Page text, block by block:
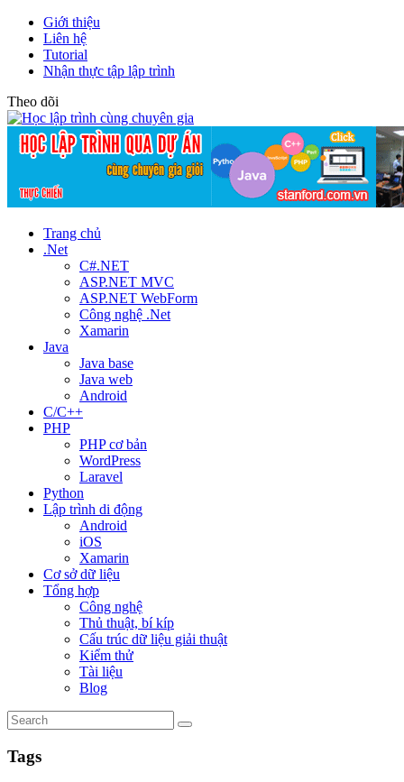
Giới thiệu
Liên hệ
Tutorial
Nhận thực tập lập trình
Theo dõi
Trang chủ
.Net
C#.NET
ASP.NET MVC
ASP.NET WebForm
Công nghệ .Net
Xamarin
Java
Java base
Java web
Android
C/C++
PHP
PHP cơ bản
WordPress
Laravel
Python
Lập trình di động
Android
iOS
Xamarin
Cơ sở dữ liệu
Tổng hợp
Công nghệ
Thủ thuật, bí kíp
Cấu trúc dữ liệu giải thuật
Kiểm thử
Tài liệu
Blog
Tags